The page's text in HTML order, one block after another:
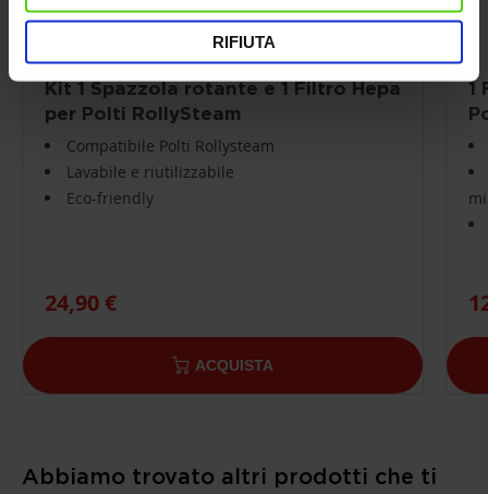
RIFIUTA
Kit 1 Spazzola rotante e 1 Filtro Hepa
per Polti RollySteam
Compatibile Polti Rollysteam
Lavabile e riutilizzabile
Eco-friendly
24,90 €
ACQUISTA
1
Abbiamo trovato altri prodotti che ti